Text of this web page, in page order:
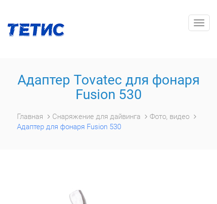
Адаптер Tovatec для фонаря
Fusion 530
Главная Снаряжение для дайвинга
Фото, видео
Адаптер для фонаря Fusion 530